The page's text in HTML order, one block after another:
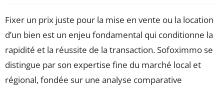
Fixer un prix juste pour la mise en vente ou la location
d’un bien est un enjeu fondamental qui conditionne la
rapidité et la réussite de la transaction. Sofoximmo se
distingue par son expertise fine du marché local et
régional, fondée sur une analyse comparative